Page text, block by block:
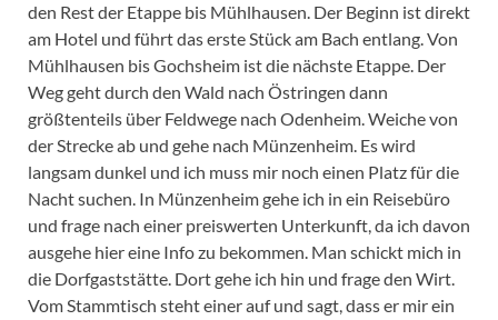
den Rest der Etappe bis Mühlhausen. Der Beginn ist direkt
am Hotel und führt das erste Stück am Bach entlang. Von
Mühlhausen bis Gochsheim ist die nächste Etappe. Der
Weg geht durch den Wald nach Östringen dann
größtenteils über Feldwege nach Odenheim. Weiche von
der Strecke ab und gehe nach Münzenheim. Es wird
langsam dunkel und ich muss mir noch einen Platz für die
Nacht suchen. In Münzenheim gehe ich in ein Reisebüro
und frage nach einer preiswerten Unterkunft, da ich davon
ausgehe hier eine Info zu bekommen. Man schickt mich in
die Dorfgaststätte. Dort gehe ich hin und frage den Wirt.
Vom Stammtisch steht einer auf und sagt, dass er mir ein